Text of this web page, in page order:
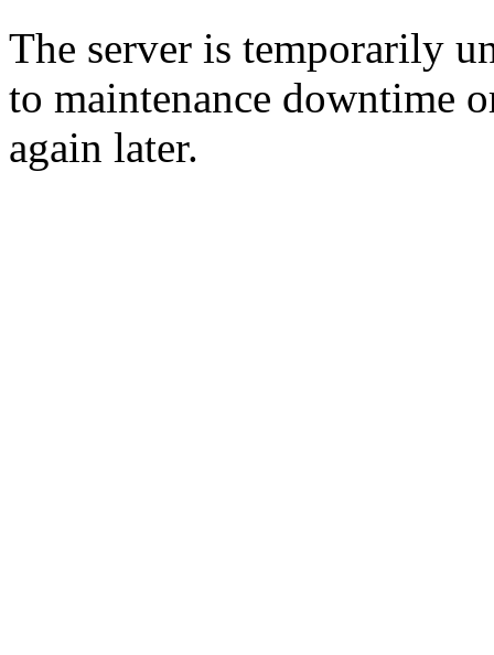
The server is temporarily
to maintenance downtime
again later.